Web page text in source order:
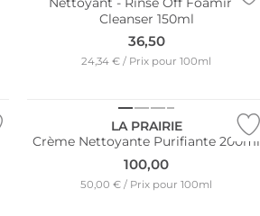
Cleanser 150ml
36,50
24,34 € / Prix pour 100ml
LA PRAIRIE
Crème Nettoyante Purifiante 200ml
100,00
50,00 € / Prix pour 100ml